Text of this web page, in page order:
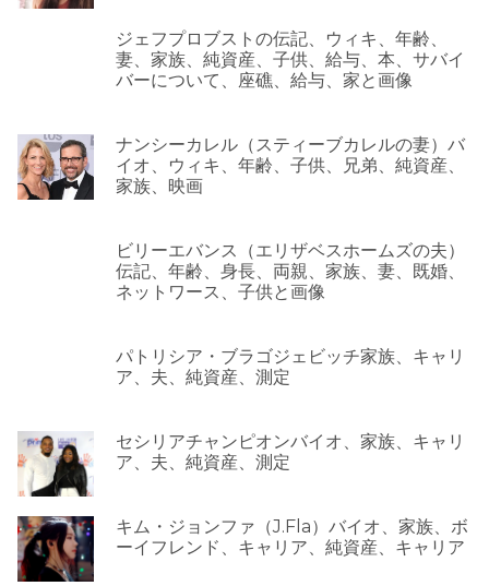
ジェフプロブストの伝記、ウィキ、年齢、
妻、家族、純資産、子供、給与、本、サバイ
バーについて、座礁、給与、家と画像
ナンシーカレル（スティーブカレルの妻）バ
イオ、ウィキ、年齢、子供、兄弟、純資産、
家族、映画
ビリーエバンス（エリザベスホームズの夫）
伝記、年齢、身長、両親、家族、妻、既婚、
ネットワース、子供と画像
パトリシア・ブラゴジェビッチ家族、キャリ
ア、夫、純資産、測定
セシリアチャンピオンバイオ、家族、キャリ
ア、夫、純資産、測定
キム・ジョンファ（J.Fla）バイオ、家族、ボ
ーイフレンド、キャリア、純資産、キャリア